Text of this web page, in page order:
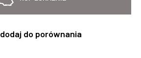
dodaj do porównania